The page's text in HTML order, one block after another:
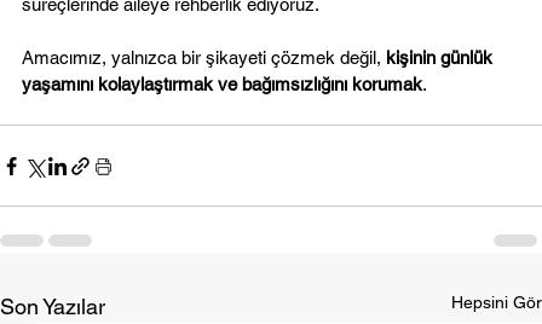
süreçlerinde aileye rehberlik ediyoruz.
Amacımız, yalnızca bir şikayeti çözmek değil, kişinin günlük
yaşamını kolaylaştırmak ve bağımsızlığını korumak.
Son Yazılar Hepsini Gör